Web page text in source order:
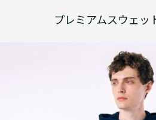
プレミアムスウェッ